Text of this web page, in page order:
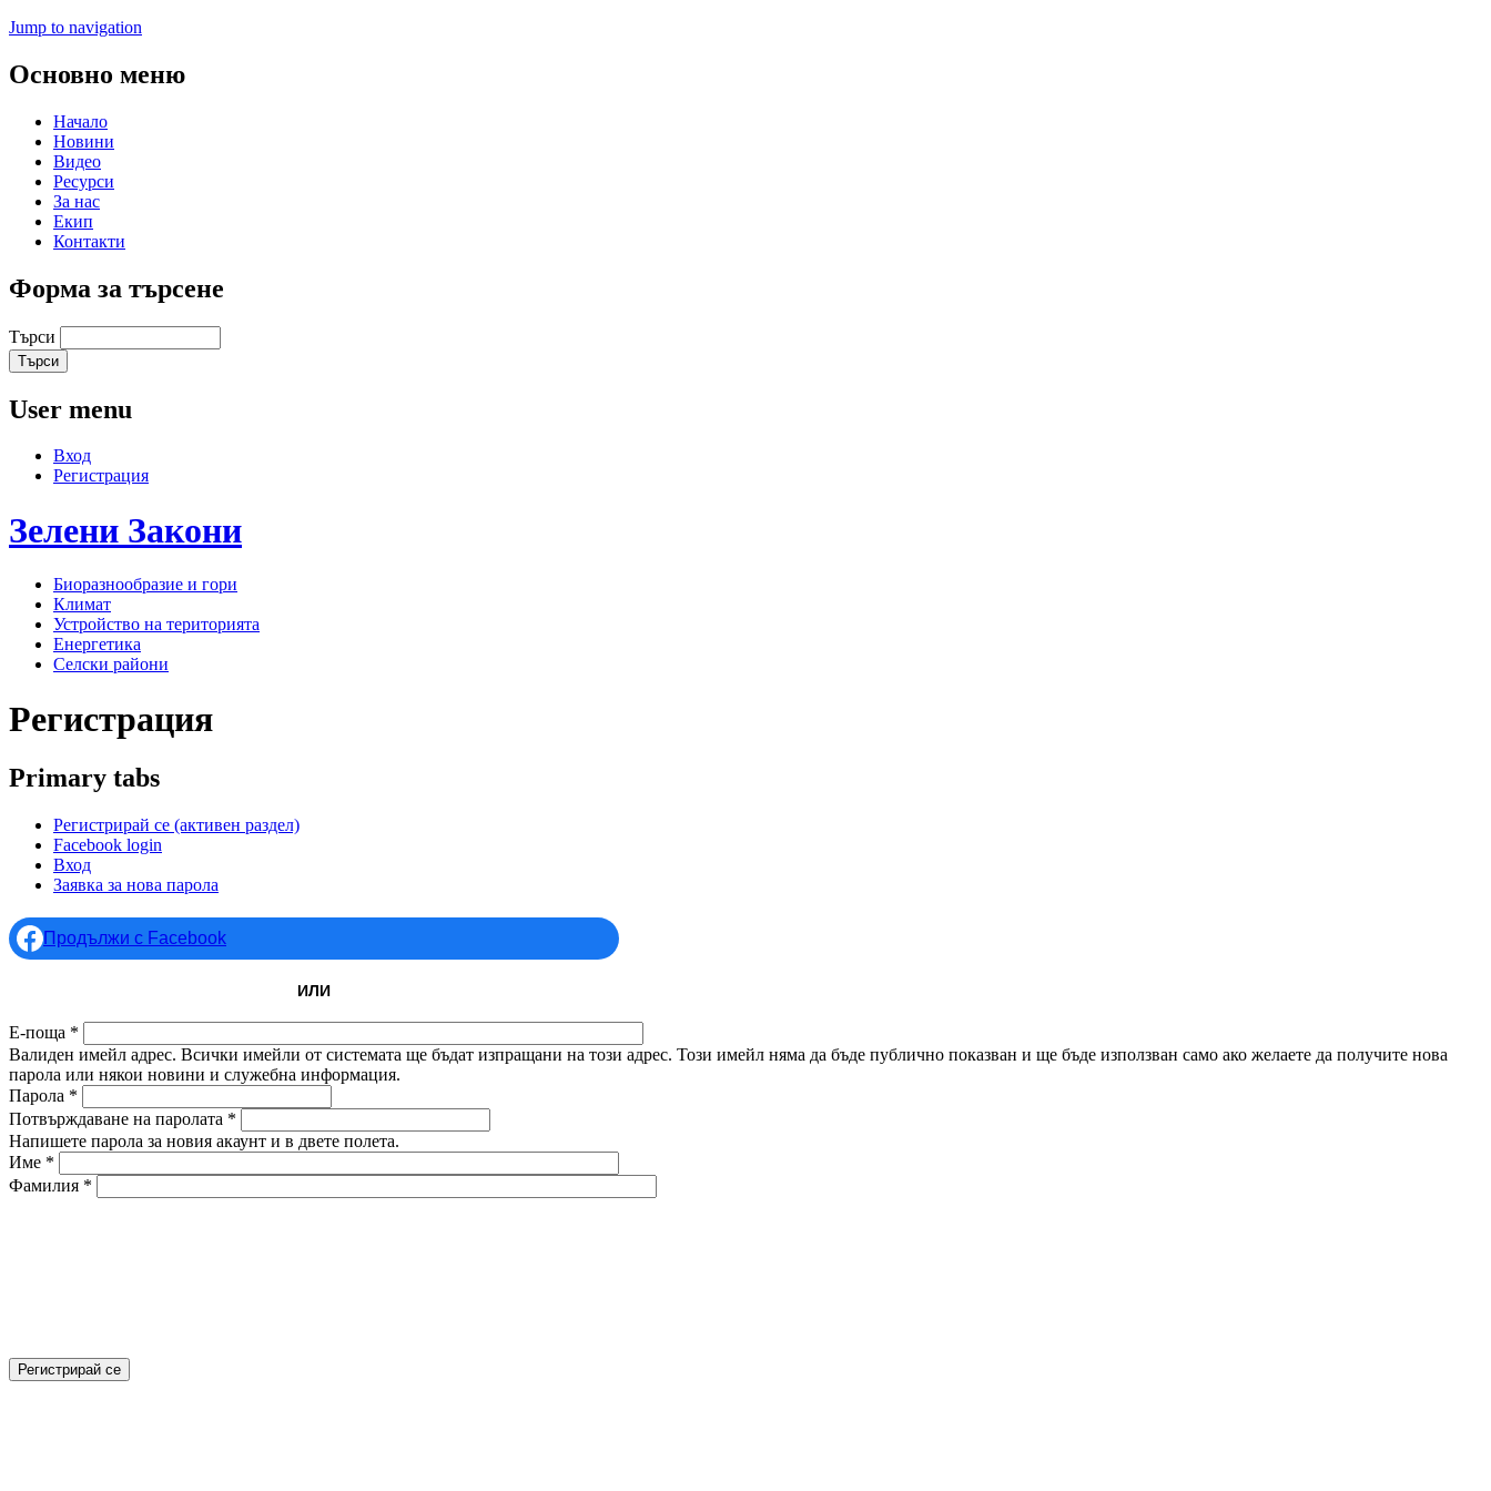
Jump to navigation
Основно меню
Начало
Новини
Видео
Ресурси
За нас
Екип
Контакти
Форма за търсене
Търси
User menu
Вход
Регистрация
Зелени Закони
Биоразнообразие и гори
Климат
Устройство на територията
Енергетика
Селски райони
Регистрация
Primary tabs
Регистрирай се (активен раздел)
Facebook login
Вход
Заявка за нова парола
Продължи с Facebook
ИЛИ
Е-поща *
Валиден имейл адрес. Всички имейли от системата ще бъдат изпращани на този адрес. Този имейл няма да бъде публично показван и ще бъде използван само ако желаете да получите нова
парола или някои новини и служебна информация.
Парола *
Потвърждаване на паролата *
Напишете парола за новия акаунт и в двете полета.
Име *
Фамилия *